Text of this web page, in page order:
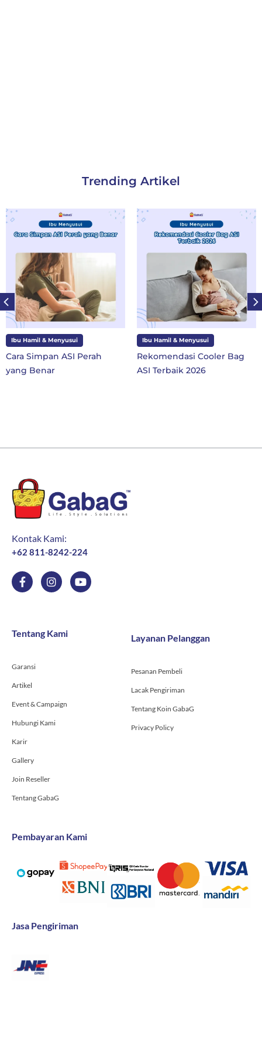
Trending Artikel
Ibu Hamil & Menyusui
Rekomendasi Cooler Bag
ASI Terbaik 2026
Ibu dan Anak
10 Perlengkapan
SD Kelas 1 di Tahun
Kontak Kami:
+62 811-8242-224
F
a
o
f
I
n
g
r
Y
o
Tentang Kami
Garansi
Artikel
Event & Campaign
Hubungi Kami
Karir
Gallery
Join Reseller
Tentang GabaG
Layanan Pelanggan
Pesanan Pembeli
Lacak Pengiriman
Tentang Koin GabaG
Privacy Policy
Pembayaran Kami
Jasa Pengiriman